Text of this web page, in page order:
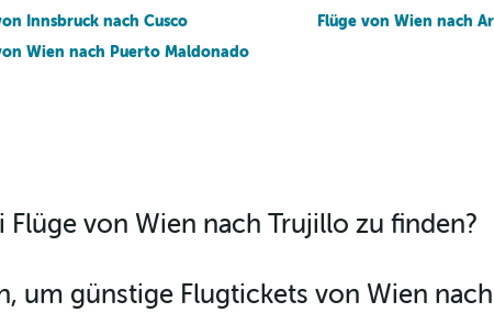
Innsbruck nach Cusco
Flüge von Wien nach
Wien nach Puerto Maldonado
von Wien nach Trujillo zu finden?
um günstige Flugtickets von Wien